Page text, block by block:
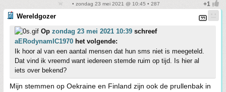
• zondag 23 mei 2021 @ 10:45 • 287
Wereldgozer
Op zondag 23 mei 2021 10:39 schreef
aERodynamIC1970 het volgende:
Ik hoor al van een aantal mensen dat hun sms niet is meegeteld.
Dat vind ik vreemd want iedereen stemde ruim op tijd. Is hier al
iets over bekend?
Mijn stemmen op Oekraine en Finland zijn ook de prullenbak in